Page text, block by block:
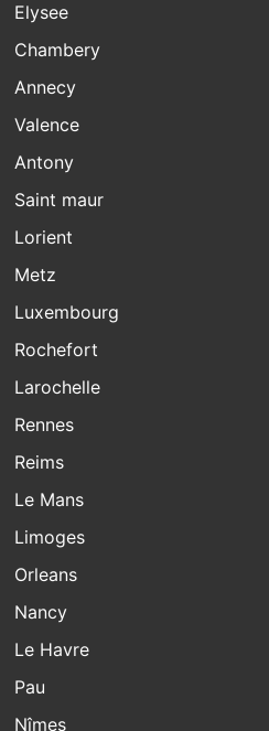
Elysee
Chambery
Annecy
Valence
Antony
Saint maur
Lorient
Metz
Luxembourg
Rochefort
Larochelle
Rennes
Reims
Le Mans
Limoges
Orleans
Nancy
Le Havre
Pau
Nîmes